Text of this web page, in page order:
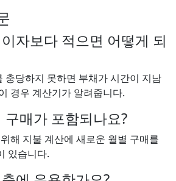
자보다 적으면 어떻게 되
충당하지 못하면 부채가 시간이 지남
경우 계산기가 알려줍니다.
구매가 포함되나요?
해 지불 계산에 새로운 월별 구매를
있습니다.